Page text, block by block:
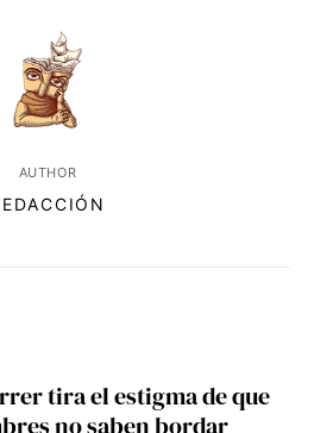
AUTHOR
tira el estigma de que
no saben bordar